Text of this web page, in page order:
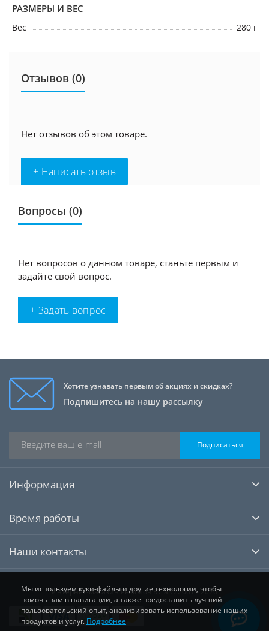
РАЗМЕРЫ И ВЕС
Вес 280 г
Отзывов (0)
Нет отзывов об этом товаре.
+ Написать отзыв
Вопросы (0)
Нет вопросов о данном товаре, станьте первым и
задайте свой вопрос.
+ Задать вопрос
Хотите узнавать первым об акциях и скидках?
Подпишитесь на нашу рассылку
Подписаться
Информация
Время работы
Наши контакты
Интернет-магазин Рыболов Юга © 2001 - 2026
Мы используем куки-файлы и другие технологии, чтобы
помочь вам в навигации, а также предоставить лучший
пользовательский опыт, анализировать использование наших
продуктов и услуг. Подробнее